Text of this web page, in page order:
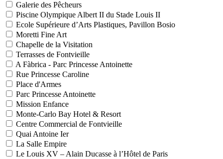
Galerie des Pêcheurs
Piscine Olympique Albert II du Stade Louis II
Ecole Supérieure d’Arts Plastiques, Pavillon Bosio
Moretti Fine Art
Chapelle de la Visitation
Terrasses de Fontvieille
A Fàbrica - Parc Princesse Antoinette
Rue Princesse Caroline
Place d'Armes
Parc Princesse Antoinette
Mission Enfance
Monte-Carlo Bay Hotel & Resort
Centre Commercial de Fontvieille
Quai Antoine Ier
La Salle Empire
Le Louis XV – Alain Ducasse à l’Hôtel de Paris